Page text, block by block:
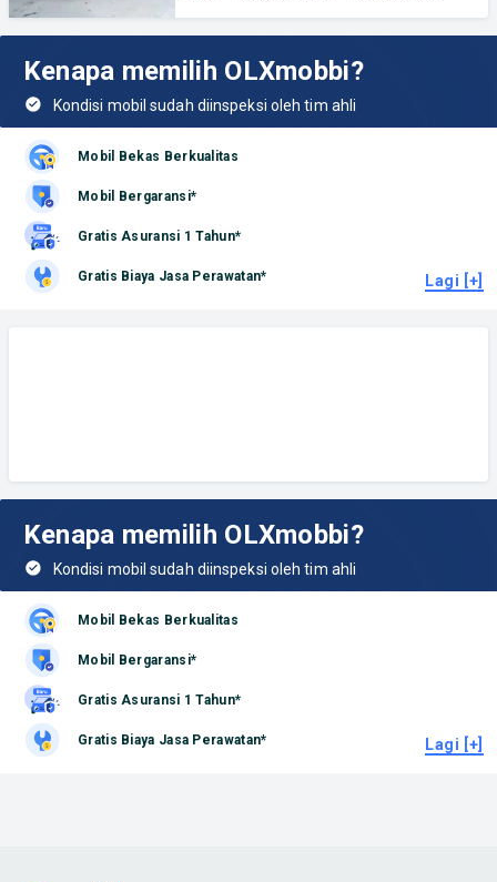
Kenapa memilih OLXmobbi?
Kondisi mobil sudah diinspeksi oleh tim ahli
Mobil Bekas Berkualitas
Mobil Bergaransi*
Gratis Asuransi 1 Tahun*
Gratis Biaya Jasa Perawatan* Lagi [+]
Kenapa memilih OLXmobbi?
Kondisi mobil sudah diinspeksi oleh tim ahli
Mobil Bekas Berkualitas
Mobil Bergaransi*
Gratis Asuransi 1 Tahun*
Gratis Biaya Jasa Perawatan* Lagi [+]